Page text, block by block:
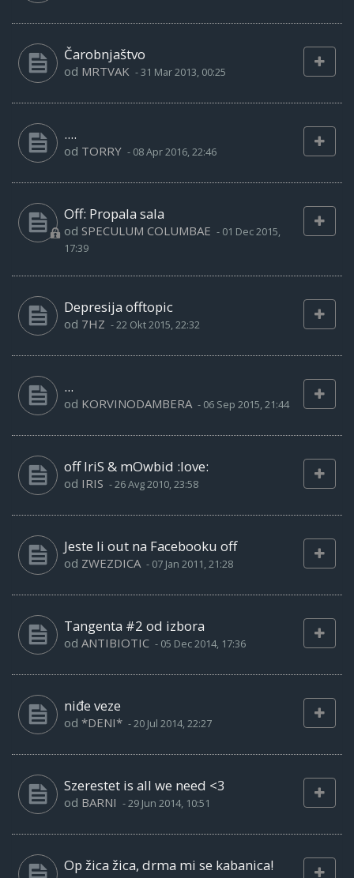
Čarobnjaštvo
od MRTVAK -31 Mar 2013, 00:25
....
od TORRY - 08 Apr 2016, 22:46
Off: Propala sala
od SPECULUM COLUMBAE - 01 Dec 2015,
17:39
Depresija offtopic
od 7HZ -22 Okt 2015, 22:32
...
od KORVINODAMBERA - 06 Sep 2015, 21:44
off IriS & mOwbid :love:
od IRIS -26 Avg 2010, 23:58
Jeste li out na Facebooku off
od ZWEZDICA - 07 Jan 2011, 21:28
Tangenta #2 od izbora
od ANTIBIOTIC - 05 Dec 2014, 17:36
niđe veze
od *DENI* -20 Jul 2014, 22:27
Szerestet is all we need <3
od BARNI -29 Jun 2014, 10:51
Op žica žica, drma mi se kabanica!